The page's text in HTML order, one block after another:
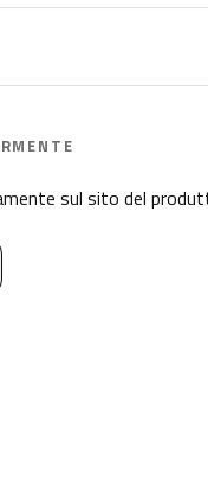
sul sito del